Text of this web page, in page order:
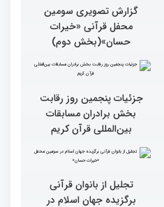
۶۰ درصد مقام‌های مسابقات
قرآنی جهان متعلق به قاریان
ایران است
گزارش تصویری سومین
محفل قرآنی «خیرات
حسان»(بخش دوم)